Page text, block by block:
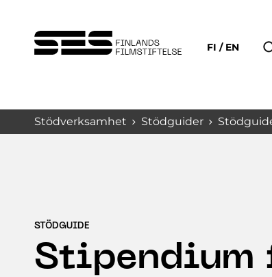
FI EN
Stödverksamhet Stödguider
STÖDGUIDE
Stipendium